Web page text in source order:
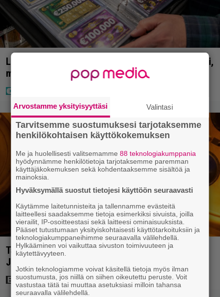
Lapset ostivat isälle lahjaksi arvan – päävoitto tuli,
mutta miten sitten kävikään
Tänään tv:ssä: Vuoden 2023 megaelokuva luottaa
Jason Stathamin karismaan
Arvostamme yksityisyyttäsi Valintasi
Tarvitsemme suostumuksesi tarjotaksemme
henkilökohtaisen käyttökokemuksen
Me ja huolellisesti valitsemamme88 teknologiakumppania
hyödynnämme henkilötietoja tarjotaksemme paremman
käyttäjäkokemuksen sekä kohdentaaksemme sisältöä ja
mainoksia.
Hyväksymällä suostut tietojesi käyttöön seuraavasti
Käytämme laitetunnisteita ja tallennamme evästeitä
laitteellesi saadaksemme tietoja esimerkiksi sivuista, joilla
vierailit, IP-osoitteestasi sekä laitteesi ominaisuuksista.
Pääset tutustumaan yksityiskohtaisesti käyttötarkoituksiin ja
teknologiakumppaneihimme seuraavalla välilehdellä.
Hylkääminen voi vaikuttaa sivuston toimivuuteen ja
käytettävyyteen.
Jotkin teknologiamme voivat käsitellä tietoja myös ilman
suostumusta, jos niillä on siihen oikeutettu peruste. Voit
vastustaa tätä tai muuttaa asetuksiasi milloin tahansa
seuraavalla välilehdellä.